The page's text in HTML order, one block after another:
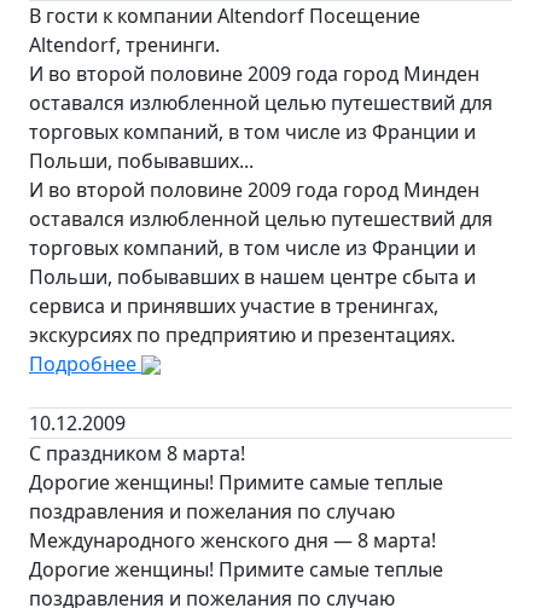
В гости к компании Altendorf Посещение
Altendorf, тренинги.
И во второй половине 2009 года город Минден
оставался излюбленной целью путешествий для
торговых компаний, в том числе из Франции и
Польши, побывавших...
И во второй половине 2009 года город Минден
оставался излюбленной целью путешествий для
торговых компаний, в том числе из Франции и
Польши, побывавших в нашем центре сбыта и
сервиса и принявших участие в тренингах,
экскурсиях по предприятию и презентациях.
Подробнее
10.12.2009
С праздником 8 марта!
Дорогие женщины! Примите самые теплые
поздравления и пожелания по случаю
Международного женского дня — 8 марта!
Дорогие женщины! Примите самые теплые
поздравления и пожелания по случаю